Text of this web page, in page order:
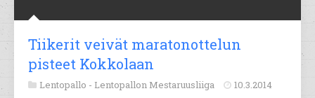
Tiikerit veivät maratonottelun
pisteet Kokkolaan
Lentopallo - Lentopallon Mestaruusliiga 10.3.2014